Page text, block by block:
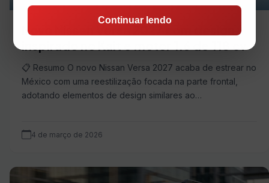
Novo Nissan Versa 2027 com design
📋 Resumo O novo Nissan Versa 2027 acaba de estrear no
México com uma reestilização focada na parte frontal,
adotando elementos de design similares ao…
4 de março de 2026
Continuar lendo